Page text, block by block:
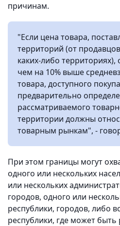
причинам.
"Если цена товара,
территорий (от
каких-либо территориях),
чем на 10% выше
товара, доступного
предварительно
рассматриваемого
территории должны
товарным рынкам", -
При этом границы могут
одного или нескольких
или нескольких
городов, одного или
республики, городов, либо
республики, где может быть